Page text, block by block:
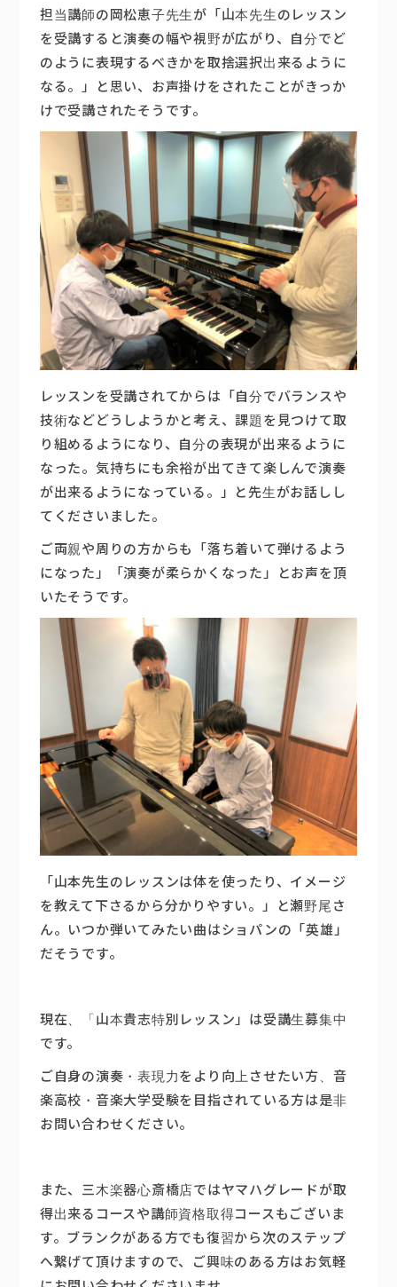
担当講師の岡松恵子先生が「山本先生のレッスン
を受講すると演奏の幅や視野が広がり、自分でど
のように表現するべきかを取捨選択出来るように
なる。」と思い、お声掛けをされたことがきっか
けで受講されたそうです。
レッスンを受講されてからは「自分でバランスや
技術などどうしようかと考え、課題を見つけて取
り組めるようになり、自分の表現が出来るように
なった。気持ちにも余裕が出てきて楽しんで演奏
が出来るようになっている。」と先生がお話しし
てくださいました。
ご両親や周りの方からも「落ち着いて弾けるよう
になった」「演奏が柔らかくなった」とお声を頂
いたそうです。
「山本先生のレッスンは体を使ったり、イメージ
を教えて下さるから分かりやすい。」と瀬野尾さ
ん。いつか弾いてみたい曲はショパンの「英雄」
だそうです。
現在、「山本貴志特別レッスン」は受講生募集中
です。
ご自身の演奏・表現力をより向上させたい方、音
楽高校・音楽大学受験を目指されている方は是非
お問い合わせください。
また、三木楽器心斎橋店ではヤマハグレードが取
得出来るコースや講師資格取得コースもございま
す。ブランクがある方でも復習から次のステップ
へ繋げて頂けますので、ご興味のある方はお気軽